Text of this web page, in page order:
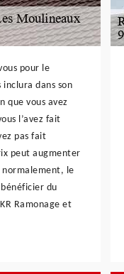
pour le
dans son
que vous avez
l’avez fait
pas fait
peut augmenter
normalement, le
du
Ramonage et